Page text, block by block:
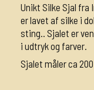
Unikt Silke Sjal fra
er lavet af silke i
sting.. Sjalet er
i udtryk og farver.
Sjalet måler ca